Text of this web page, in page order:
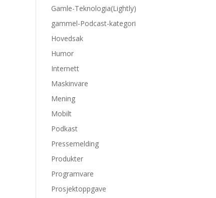
Gamle-Teknologia(Lightly)
gammel-Podcast-kategori
Hovedsak
Humor
Internett
Maskinvare
Mening
Mobilt
Podkast
Pressemelding
Produkter
Programvare
Prosjektoppgave